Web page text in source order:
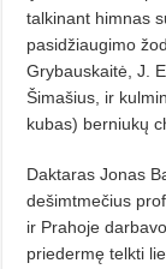
talkinant himnas
pasidžiaugimo
Grybauskaitė, J.
Šimašius, ir
kubas) berniukų
Daktaras Jonas
dešimtmečius
ir Prahoje
priedermę telkti